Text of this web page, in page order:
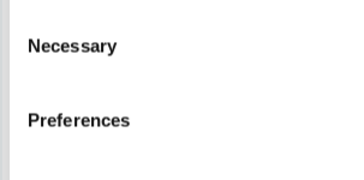
Selection
Necessary
Preferences
Bosch L-BOXX inlägg för GBH 18 V-EC &
Bosch